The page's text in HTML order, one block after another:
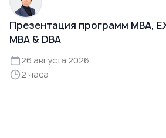
Презентация программ MBA,
MBA & DBA
26 августа 2026
2 часа